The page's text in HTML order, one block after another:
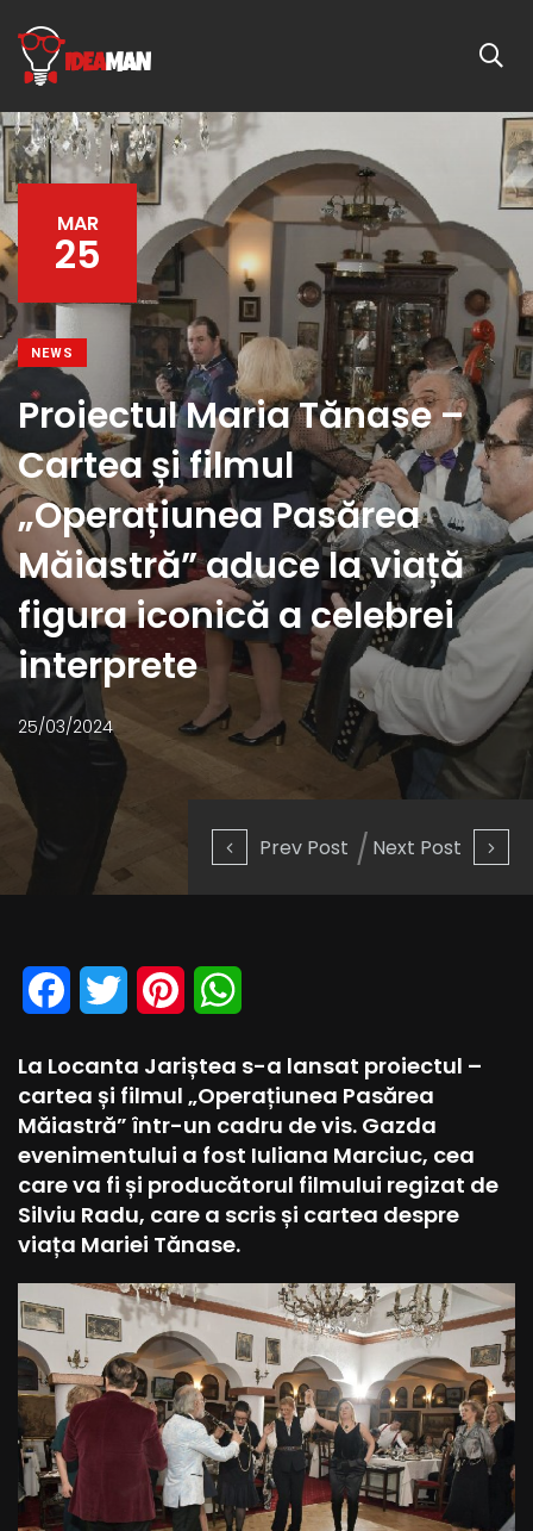
Prev Post Next Post
MAR
25
NEWS
Proiectul Maria Tănase –
Cartea și filmul
„Operațiunea Pasărea
Măiastră” aduce la viață
figura iconică a celebrei
interprete
25/03/2024
Facebook
Twitter Pinterest
La Locanta Jariștea s-a lansat proiectul –
cartea și filmul „Operațiunea Pasărea
Măiastră” într-un cadru de vis. Gazda
evenimentului a fost Iuliana Marciuc, cea
care va fi și producătorul filmului regizat de
Silviu Radu, care a scris și cartea despre
viața Mariei Tănase.